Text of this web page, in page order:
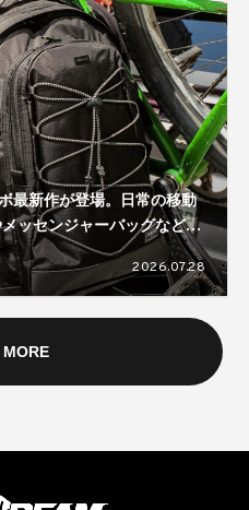
最新作が登場。日常の移動
ッセンジャーバッグなどを
2026.07.28